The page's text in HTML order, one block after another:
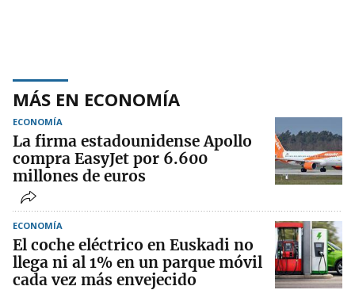
MÁS EN ECONOMÍA
ECONOMÍA
La firma estadounidense Apollo
compra EasyJet por 6.600
millones de euros
ECONOMÍA
El coche eléctrico en Euskadi no
llega ni al 1% en un parque móvil
cada vez más envejecido